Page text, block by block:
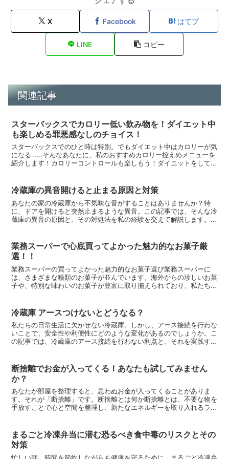
X Facebook はてブ
LINE コピー
関連記事
スターバックスでカロリー低い飲み物を！ダイエット中
も楽しめる罪悪感なしのチョイス！
スターバックスでのひと時は特別。でもダイエット中はカロリーが気
になる……そんなあなたに、私のおすすめカロリー控えめメニューを
紹介します！カロリーコントロールも楽しもう！ダイエットをしてい
冷蔵庫の異音開けると止まる原因と対策
あなたの家の冷蔵庫から不気味な音がすることはありませんか？特
に、ドアを開けると突然止まるような異音。この記事では、そんな冷
蔵庫の異音の原因と、その対処法を私の経験を交えて解説します。冷
業務スーパーで心底買ってよかった魅力的なお菓子厳
選！！
業務スーパーの買ってよかった魅力的なお菓子選び業務スーパーに
は、さまざまな種類のお菓子が並んでいます。海外からの珍しいお菓
子や、特別な味わいのお菓子が豊富に取り揃えられており、私たちの
冷蔵庫 アースつけないとどうなる？
私たちの日常生活に欠かせない冷蔵庫。しかし、アース接続を行わな
いことで、安全性や利便性にどのような変化があるのでしょうか。こ
の記事では、冷蔵庫のアース接続を行わない利点と、それを実践する
断捨離でお金が入ってくる！あなたも試してみません
か？
あなたが部屋を整理すると、思わぬお金が入ってくることがありま
す。それが「断捨離」です。断捨離とは何か断捨離とは、不要な物を
手放すことで心と空間を整理し、新たなエネルギーを取り入れるライ
まるごと冷凍弁当に潜む恐るべき食中毒のリスクとその
対策
忙しい朝、時間を節約しながらも健康を守るために、まるごと冷凍弁